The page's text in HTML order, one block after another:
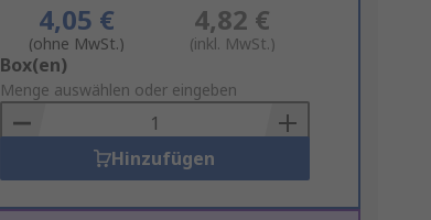
4,05 €
(ohne MwSt.)
4,82 €
(inkl. MwSt.)
Add
to
Basket
Box(en)
Menge auswählen oder eingeben
Hinzufügen